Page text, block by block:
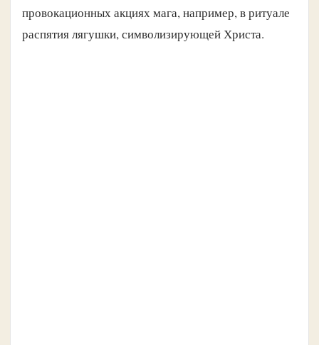
провокационных акциях мага, например, в ритуале
распятия лягушки, символизирующей Христа.